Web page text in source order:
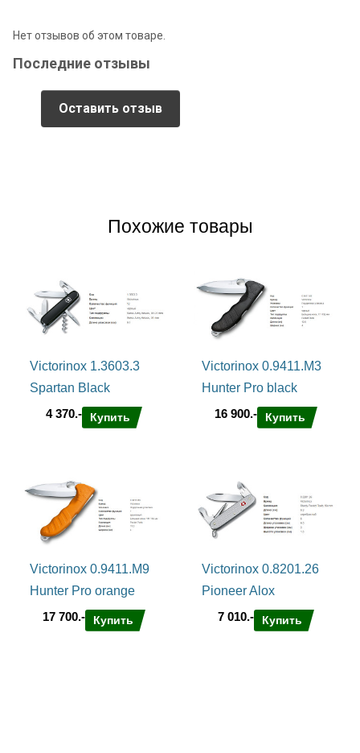
Нет отзывов об этом товаре.
Последние отзывы
Оставить отзыв
Похожие товары
Victorinox 1.3603.3
Spartan Black
4 370.-
Купить
Victorinox 0.9411.M3
Hunter Pro black
16 900.-
Купить
Victorinox 0.9411.M9
Hunter Pro orange
17 700.-
Купить
Victorinox 0.8201.26
Pioneer Alox
7 010.-
Купить